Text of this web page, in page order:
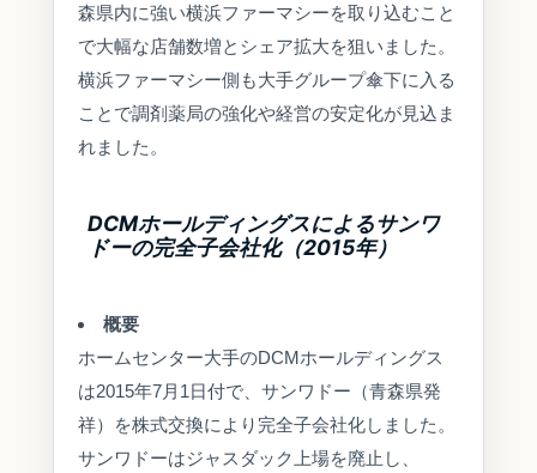
森県内に強い横浜ファーマシーを取り込むこと
で大幅な店舗数増とシェア拡大を狙いました。
横浜ファーマシー側も大手グループ傘下に入る
ことで調剤薬局の強化や経営の安定化が見込ま
れました。
DCMホールディングスによるサンワ
ドーの完全子会社化（2015年）
概要
ホームセンター大手のDCMホールディングス
は2015年7月1日付で、サンワドー（青森県発
祥）を株式交換により完全子会社化しました。
サンワドーはジャスダック上場を廃止し、